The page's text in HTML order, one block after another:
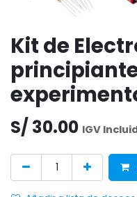
Kit de
S/ 30.00 IGV